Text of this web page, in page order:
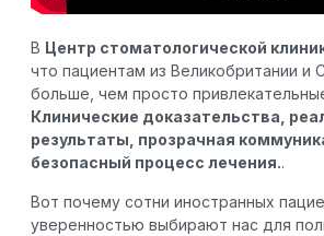
В Центр стоматологической
что пациентам из Великобритании и
больше, чем просто
Клинические доказательства,
результаты, прозрачная
безопасный процесс лечения..
Вот почему сотни иностранных
уверенностью выбирают нас для